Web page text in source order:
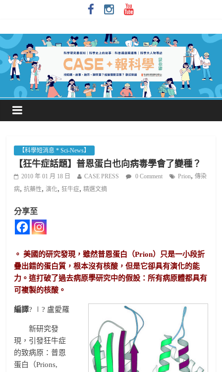
【科學短消息 * Sci-News】
【狂牛症話題】普恩蛋白也向病毒學會了變種？
2010 年 01 月 18 日 CASE PRESS 0 Comment Prion,傳染
病,抗藥性,演化, 狂牛症,精選文摘
分享至
。 美國的研究發現，雖然普恩蛋白（Prion）只是一小段折
疊出錯的蛋白質，根本沒有核酸，但是它卻具有演化的能
力。這打破了過去病原學研究中的假設：所有病原體都具有
可複製的核酸。
編譯? ∣? 盧愛羅
新研究發
現，引發狂牛症
的致病原：普恩
蛋白（Prions,